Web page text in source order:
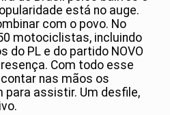
está no auge.
com o povo. No
motociclistas, incluindo
do PL e do partido NOVO
Com todo esse
nas mãos os
para assistir. Um desfile,